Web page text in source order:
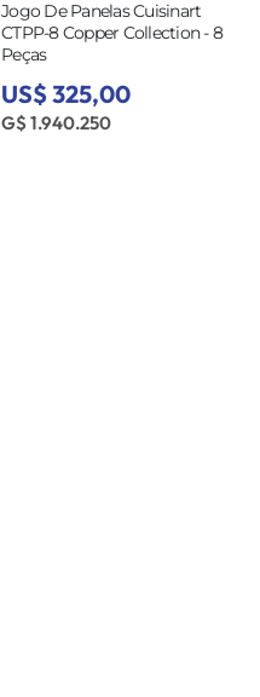
Jogo De Panelas Cuisinart
CTPP-8 Copper Collection - 8
Peças
US$ 325,00
G$ 1.940.250